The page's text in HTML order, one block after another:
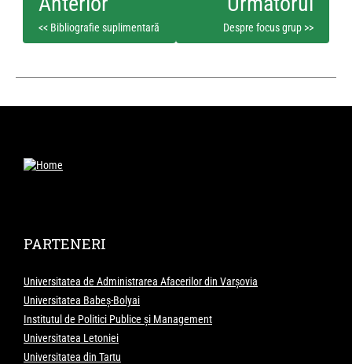
<< Bibliografie suplimentară Despre focus grup >>
PARTENERI
Universitatea de Administrarea Afacerilor din Varșovia
Universitatea Babeș-Bolyai
Institutul de Politici Publice și Management
Universitatea Letoniei
Universitatea din Tartu